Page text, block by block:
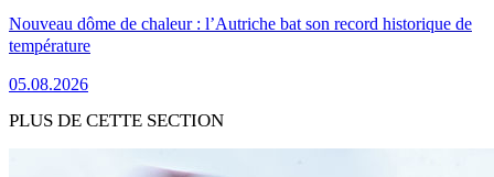
Nouveau dôme de chaleur : l’Autriche bat son record historique de
température
05.08.2026
PLUS DE CETTE SECTION